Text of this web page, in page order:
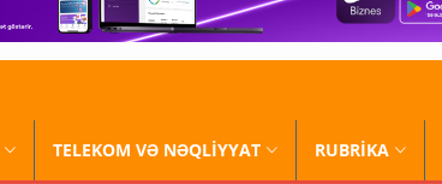
TELEKOM VƏ NƏQLİYYAT RUBRİKA